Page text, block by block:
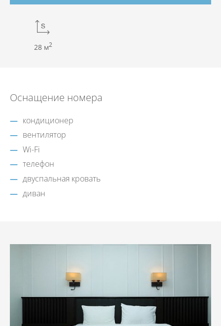
28 м2
Оснащение номера
кондиционер
вентилятор
Wi-Fi
телефон
двуспальная кровать
диван